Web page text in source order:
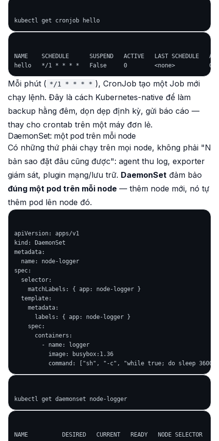
NAME    SCHEDULE      SUSPEND   ACTIVE   LAST SCHEDULE   AGE
Mỗi phút ( */1 * * * * ), CronJob tạo một Job mới
chạy lệnh. Đây là cách Kubernetes-native để làm
backup hằng đêm, dọn dẹp định kỳ, gửi báo cáo —
thay cho crontab trên một máy đơn lẻ.
DaemonSet: một pod trên mỗi node
Có những thứ phải chạy trên mọi node, không phải "N
bản sao đặt đâu cũng được": agent thu log, exporter
giám sát, plugin mạng/lưu trữ. DaemonSet đảm bảo
đúng một pod trên mỗi node — thêm node mới, nó tự
thêm pod lên node đó.
apiVersion: apps/v1
kind: DaemonSet
metadata:
  name: node-logger
spec:
  selector:
    matchLabels: { app: node-logger }
  template:
    metadata:
      labels: { app: node-logger }
    spec:
      containers:
        - name: logger
          image: busybox:1.36
NAME          DESIRED   CURRENT   READY   NODE SELECTOR